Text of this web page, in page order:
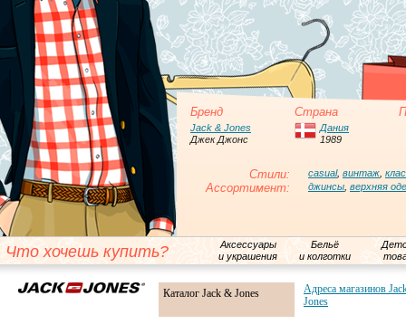
Бренд Страна
Jack & Jones
Джек Джонс
Дания
1989
Стили: casual, винтаж
Ассортимент: джинсы верхняя
Что хочешь купить?
Аксессуары
и украшения
Бельё
и колготки
Каталог Jack & Jones
Адреса магазинов
Jones